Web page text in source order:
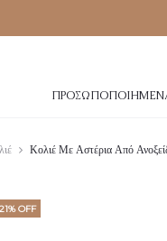
Κολιέ Με Αστέρια Από
21% OFF